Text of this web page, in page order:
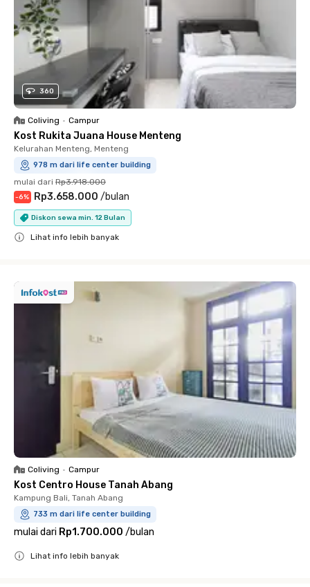
360
Coliving • Campur
Kost Rukita Juana House Menteng
Kelurahan Menteng, Menteng
978 m dari life center building
mulai dari Rp3.918.000
-6% Rp3.658.000 /bulan
Diskon sewa min. 12 Bulan
Lihat info lebih banyak
Coliving • Campur
Kost Centro House Tanah Abang
Kampung Bali, Tanah Abang
733 m dari life center building
mulai dari Rp1.700.000 /bulan
Lihat info lebih banyak